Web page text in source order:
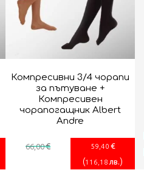
Компресивни 3/4 чорапи
за пътуване +
Компресивен
чорапогащник Albert
Andre
66,00€ 59 ,40 €
(116 ,18 лв.)